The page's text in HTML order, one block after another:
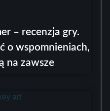
– recenzja gry.
o wspomnieniach,
na zawsze